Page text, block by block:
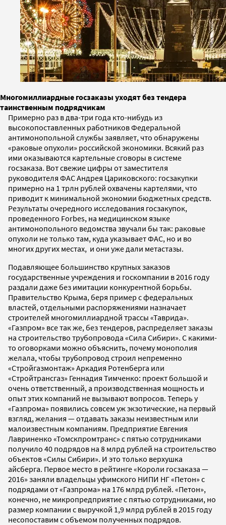
Многомиллиардные госзаказы уходят без тендера
таинственным подрядчикам
Примерно раз в два-три года кто-нибудь из
высокопоставленных работников Федеральной
антимонопольной службы заявляет, что обнаружены
«раковые опухоли» российской экономики. Всякий раз
ими оказываются картельные сговоры в системе
госзаказа. Вот свежие цифры от заместителя
руководителя ФАС Андрея Цариковского: госзакупки
примерно на 1 трлн рублей охвачены картелями, что
приводит к минимальной экономии бюджетных средств.
Результаты очередного исследования госзакупок,
проведенного Forbes, на медицинском языке
антимонопольного ведомства звучали бы так: раковые
опухоли не только там, куда указывает ФАС, но и во
многих других местах, и они уже дали метастазы.
Подавляющее большинство крупных заказов
государственные учреждения и госкомпании в 2016 году
раздали даже без имитации конкурентной борьбы.
Правительство Крыма, беря пример с федеральных
властей, отдельными распоряжениями назначает
строителей многомиллиардной трассы «Таврида».
«Газпром» все так же, без тендеров, распределяет заказы
на строительство трубопровода «Сила Сибири». С какими-
то оговорками можно объяснить, почему монополия
желала, чтобы трубопровод строил непременно
«Стройгазмонтаж» Аркадия Ротенберга или
«Стройтрансгаз» Геннадия Тимченко: проект большой и
очень ответственный, а производственная мощность и
опыт этих компаний не вызывают вопросов. Теперь у
«Газпрома» появились совсем уж экзотические, на первый
взгляд, желания — отдавать заказы неизвестным или
малоизвестным компаниям. Предприятие Евгения
Лавриненко «Томскпромтранс» с пятью сотрудниками
получило 40 подрядов на 8 млрд рублей на строительство
объектов «Силы Сибири». И это только верхушка
айсберга. Первое место в рейтинге «Короли госзаказа —
2016» заняли владельцы уфимского НИПИ НГ «Петон» с
подрядами от «Газпрома» на 176 млрд рублей. «Петон»,
конечно, не микропредприятие с пятью сотрудниками, но
размер компании с выручкой 1,9 млрд рублей в 2015 году
несопоставим с объемом полученных подрядов.